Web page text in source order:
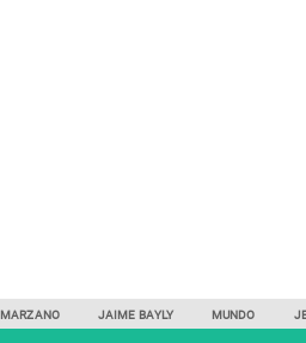
JAIME BAYLY MUNDO